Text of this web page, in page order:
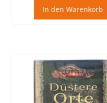
In den Warenkorb